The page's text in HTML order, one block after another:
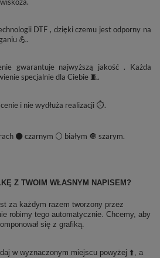
DTF , dzięki czemu jest odporny na
💪.
gwarantuje najwyższą jakość . Każda
specjalnie dla Ciebie 🧵.
i nie wydłuża realizacji ⏱️.
⚫ czarnym ⚪ białym 🔘 szarym.
Z TWOIM WŁASNYM NAPISEM?
za każdym razem tworzony przez
robimy tego automatycznie. Chcemy, aby
się z grafiką.
w wyznaczonym miejscu powyżej ⬆️, a